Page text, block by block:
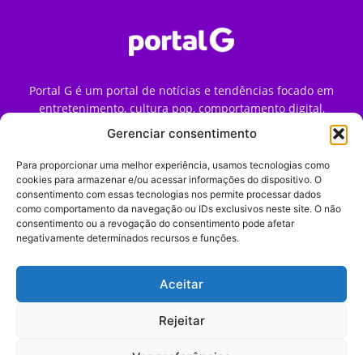
Gerenciar consentimento
Para proporcionar uma melhor experiência, usamos tecnologias como
cookies para armazenar e/ou acessar informações do dispositivo. O
consentimento com essas tecnologias nos permite processar dados
como comportamento da navegação ou IDs exclusivos neste site. O não
consentimento ou a revogação do consentimento pode afetar
negativamente determinados recursos e funções.
Aceitar
Rejeitar
Portal G é um portal de notícias e tendências focado em
entretenimento, cultura pop, comportamento digital,
streaming, games e iniciativas de marca que impactam a
forma como o público vive e consome internet no Brasil.
Contato:contato@portalg.com.br
Início Sobre
Termos de Uso
Política de Privacidade
Contato